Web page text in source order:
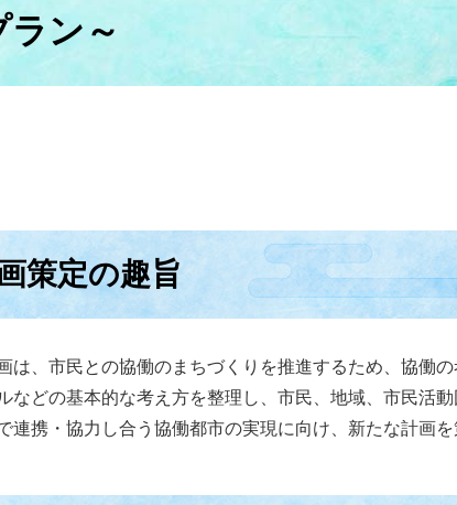
ラン～
策定の趣旨
は、市民との協働のまちづくりを推進するため、協働
などの基本的な考え方を整理し、市民、地域、市民活
連携・協力し合う協働都市の実現に向け、新たな計画を